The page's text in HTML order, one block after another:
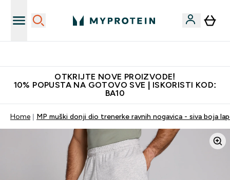
OTKRIJTE NOVE PROIZVODE!
10% POPUSTA NA GOTOVO SVE | ISKORISTI KOD:
BA10
Home MP muški donji dio trenerke ravnih nogavica - siva boja